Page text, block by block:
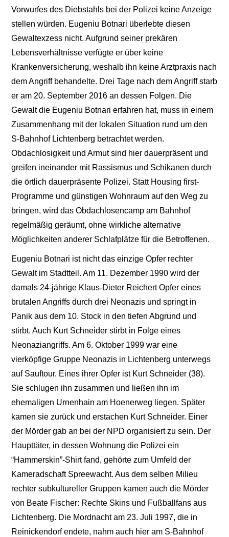
Vorwurfes des Diebstahls bei der Polizei keine Anzeige
stellen würden. Eugeniu Botnari überlebte diesen
Gewaltexzess nicht. Aufgrund seiner prekären
Lebensverhältnisse verfügte er über keine
Krankenversicherung, weshalb ihn keine Arztpraxis nach
dem Angriff behandelte. Drei Tage nach dem Angriff starb
er am 20. September 2016 an dessen Folgen. Die
Gewalt die Eugeniu Botnari erfahren hat, muss in einem
Zusammenhang mit der lokalen Situation rund um den
S-Bahnhof Lichtenberg betrachtet werden.
Obdachlosigkeit und Armut sind hier dauerpräsent und
greifen ineinander mit Rassismus und Schikanen durch
die örtlich dauerpräsente Polizei. Statt Housing first-
Programme und günstigen Wohnraum auf den Weg zu
bringen, wird das Obdachlosencamp am Bahnhof
regelmäßig geräumt, ohne wirkliche alternative
Möglichkeiten anderer Schlafplätze für die Betroffenen.
Eugeniu Botnari ist nicht das einzige Opfer rechter
Gewalt im Stadtteil. Am 11. Dezember 1990 wird der
damals 24-jährige Klaus-Dieter Reichert Opfer eines
brutalen Angriffs durch drei Neonazis und springt in
Panik aus dem 10. Stock in den tiefen Abgrund und
stirbt. Auch Kurt Schneider stirbt in Folge eines
Neonaziangriffs. Am 6. Oktober 1999 war eine
vierköpfige Gruppe Neonazis in Lichtenberg unterwegs
auf Sauftour. Eines ihrer Opfer ist Kurt Schneider (38).
Sie schlugen ihn zusammen und ließen ihn im
ehemaligen Urnenhain am Hoenerweg liegen. Später
kamen sie zurück und erstachen Kurt Schneider. Einer
der Mörder gab an bei der NPD organisiert zu sein. Der
Haupttäter, in dessen Wohnung die Polizei ein
“Hammerskin”-Shirt fand, gehörte zum Umfeld der
Kameradschaft Spreewacht. Aus dem selben Milieu
rechter subkultureller Gruppen kamen auch die Mörder
von Beate Fischer: Rechte Skins und Fußballfans aus
Lichtenberg. Die Mordnacht am 23. Juli 1997, die in
Reinickendorf endete, nahm auch hier am S-Bahnhof